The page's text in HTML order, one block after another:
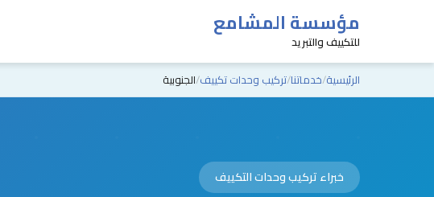
مؤسسة المشامع
للتكييف والتبريد
الرئيسية خدماتنا تركيب وحدات تكييف الجنوبية
خبراء تركيب وحدات التكييف